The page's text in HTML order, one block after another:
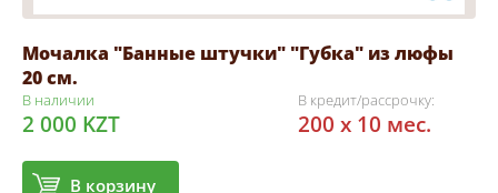
Мочалка "Банные штучки" "Губка" из люфы
20 см.
В наличии
2 000 KZT
В корзину
В кредит/рассрочку:
200 x 10 мес.